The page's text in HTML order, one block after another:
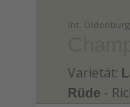
Int.
Varietät:
Rüde -